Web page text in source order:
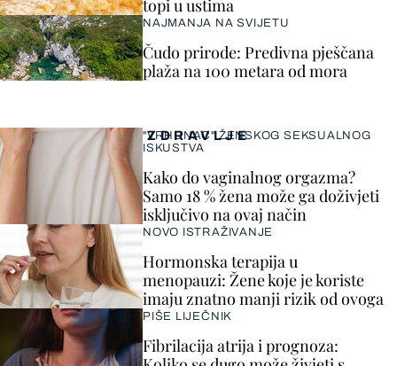
ZDRAVLJE
"VRHUNAC" ŽENSKOG SEKSUALNOG
ISKUSTVA
Kako do vaginalnog orgazma?
Samo 18 % žena može ga doživjeti
isključivo na ovaj način
NOVO ISTRAŽIVANJE
Hormonska terapija u
menopauzi: Žene koje je koriste
imaju znatno manji rizik od ovoga
PIŠE LIJEČNIK
Fibrilacija atrija i prognoza:
topi u ustima
NAJMANJA NA SVIJETU
Čudo prirode: Predivna pješčana
plaža na 100 metara od mora